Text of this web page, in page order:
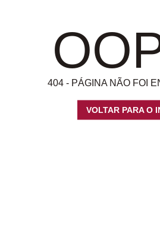
404 - PÁGINA NÃO FOI
VOLTAR PARA O